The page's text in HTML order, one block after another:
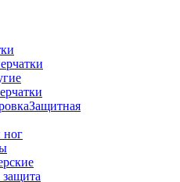
Защитная
ног